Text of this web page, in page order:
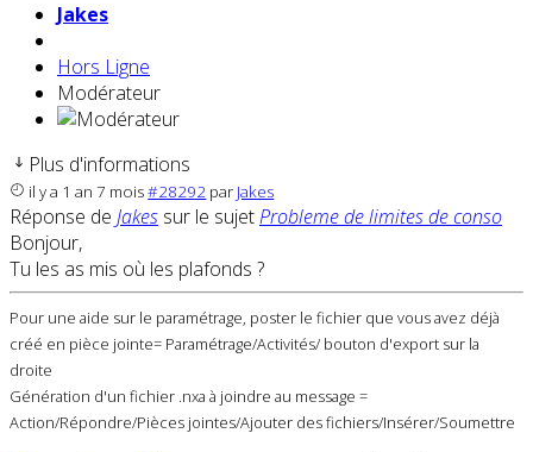
Jakes
Hors Ligne
Modérateur
Plus d'informations
il y a 1 an 7 mois#28292 par Jakes
Réponse de Jakes sur le sujetProbleme de limites de conso
Bonjour,
Tu les as mis où les plafonds ?
Pour une aide sur le paramétrage, poster le fichier que vous avez déjà
créé en pièce jointe= Paramétrage/Activités/ bouton d'export sur la
droite
Génération d'un fichier .nxa à joindre au message =
Action/Répondre/Pièces jointes/Ajouter des fichiers/Insérer/Soumettre